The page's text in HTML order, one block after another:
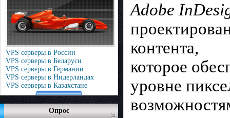
VPS серверы в России
VPS серверы в Беларуси
VPS серверы в Германии
VPS серверы в Нидерландах
VPS серверы в Казахстане
Опрос
Adobe
контента,
которое
уровне